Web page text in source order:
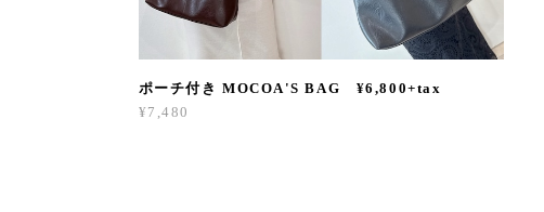
ポーチ付き MOCOA'S BAG ¥6,800+tax
¥7,480